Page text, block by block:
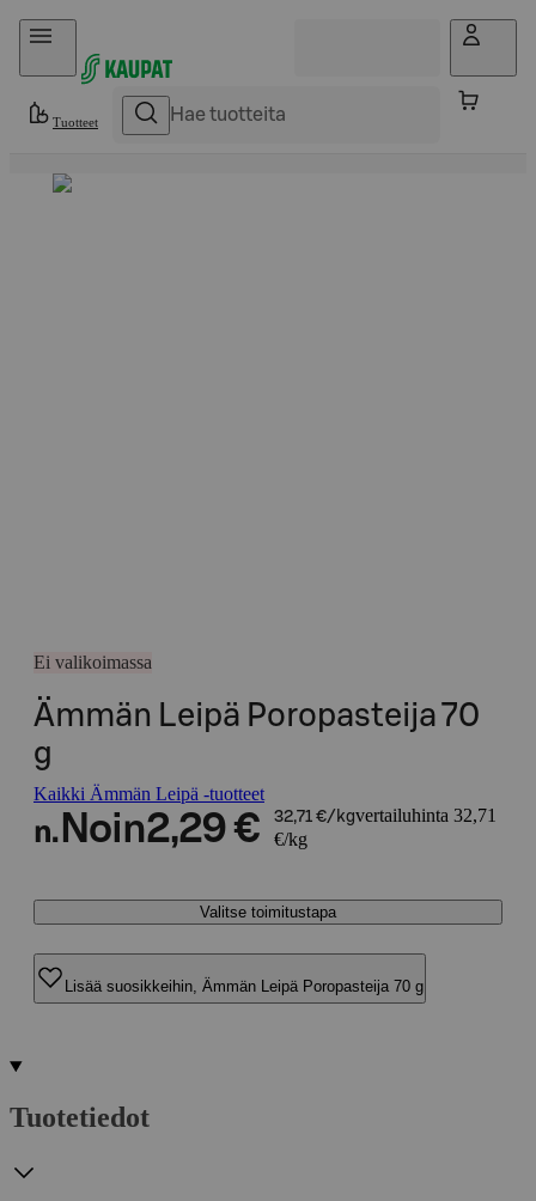
Hyppää sisältöön
Tuotteet
Ei valikoimassa
Ämmän Leipä Poropasteija 70
g
Kaikki Ämmän Leipä -tuotteet
n. Noin2,29 € 32,71 €/kgvertailuhinta 32,71
€/kg
Valitse toimitustapa
Lisää suosikkeihin, Ämmän Leipä Poropasteija 70 g
Tuotetiedot